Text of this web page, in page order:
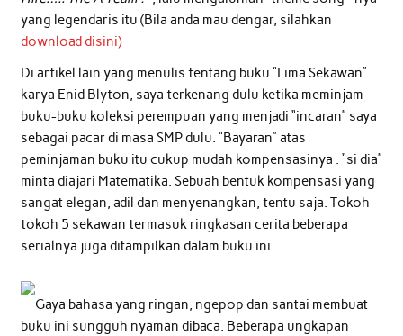
yang legendaris itu (Bila anda mau dengar, silahkan
download disini)
Di artikel lain yang menulis tentang buku “Lima Sekawan”
karya Enid Blyton, saya terkenang dulu ketika meminjam
buku-buku koleksi perempuan yang menjadi “incaran” saya
sebagai pacar di masa SMP dulu. “Bayaran” atas
peminjaman buku itu cukup mudah kompensasinya : “si dia”
minta diajari Matematika. Sebuah bentuk kompensasi yang
sangat elegan, adil dan menyenangkan, tentu saja. Tokoh-
tokoh 5 sekawan termasuk ringkasan cerita beberapa
serialnya juga ditampilkan dalam buku ini.
Gaya bahasa yang ringan, ngepop dan santai membuat
buku ini sungguh nyaman dibaca. Beberapa ungkapan